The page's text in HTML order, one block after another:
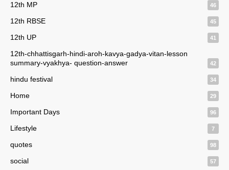
12th MP 46
12th RBSE 45
12th UP 41
12th-chhattisgarh-hindi-aroh-kavya-gadya-vitan-lesson
summary-vyakhya- question-answer
42
hindu festival 34
Home 29
Important Days 96
Lifestyle 7
quotes 98
social 57